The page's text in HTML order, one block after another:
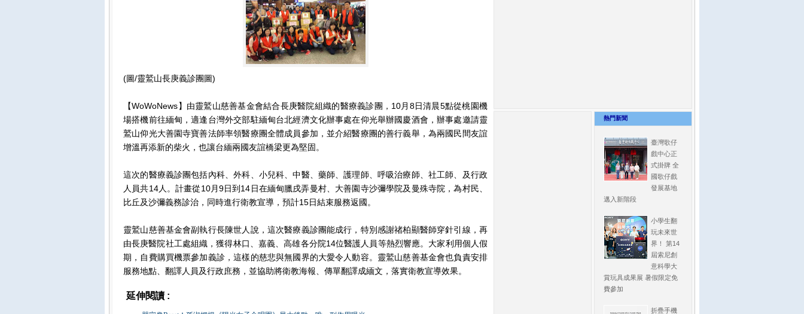
(圖/靈鷲山長庚義診團圖)
【WoWoNews】由靈鷲山慈善基金會結合長庚醫院組織的醫療義診團，10月8日清晨5點從桃園機
場搭機前往緬甸，適逢台灣外交部駐緬甸台北經濟文化辦事處在仰光舉辦國慶酒會，辦事處邀請靈
鷲山仰光大善園寺寶善法師率領醫療團全體成員參加，並介紹醫療團的善行義舉，為兩國民間友誼
增溫再添新的柴火，也讓台緬兩國友誼橋梁更為堅固。
這次的醫療義診團包括內科、外科、小兒科、中醫、藥師、護理師、呼吸治療師、社工師、及行政
人員共14人。計畫從10月9日到14日在緬甸臘戌弄曼村、大善園寺沙彌學院及曼殊寺院，為村民、
比丘及沙彌義務診治，同時進行衛教宣導，預計15日結束服務返國。
靈鷲山慈善基金會副執行長陳世人說，這次醫療義診團能成行，特別感謝禇柏顯醫師穿針引線，再
由長庚醫院社工處組織，獲得林口、嘉義、高雄各分院14位醫護人員等熱烈響應。大家利用個人假
期，自費購買機票參加義診，這樣的慈悲與無國界的大愛令人動容。靈鷲山慈善基金會也負責安排
服務地點、翻譯人員及行政庶務，並協助將衛教海報、傳單翻譯成緬文，落實衛教宣導效果。
延伸閱讀 :
熱門新聞
臺灣歌仔
戲中心正
式掛牌 全
國歌仔戲
發展基地
邁入新階段
小學生翻
玩未來世
界！ 第14
屆索尼創
意科學大
賞玩具成果展 暑假限定免
費參加
折疊手機